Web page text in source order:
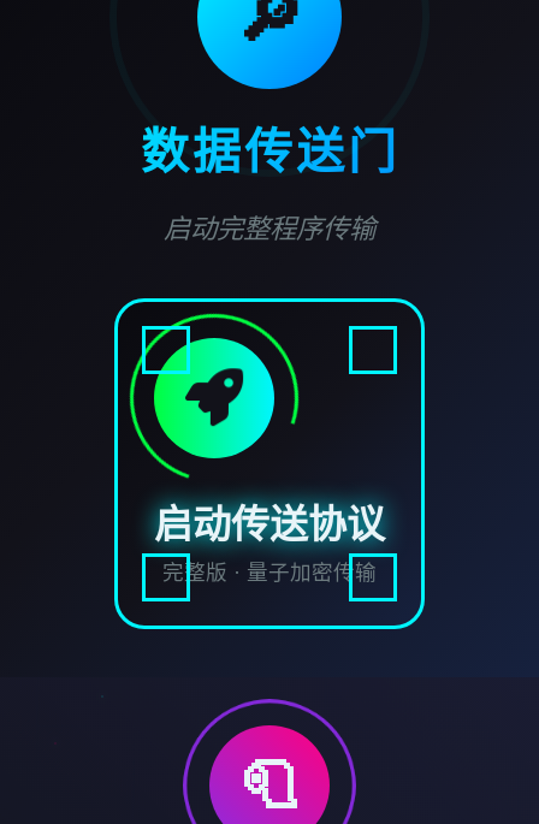
🔎
数据传送门
启动完整程序传输
启动传送协议
完整版 · 量子加密传输
🧻